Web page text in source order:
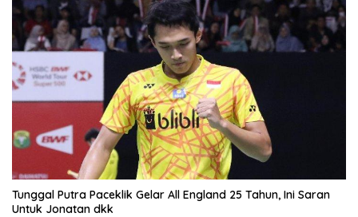
Tunggal Putra Paceklik Gelar All England 25 Tahun, Ini Saran
Untuk Jonatan dkk